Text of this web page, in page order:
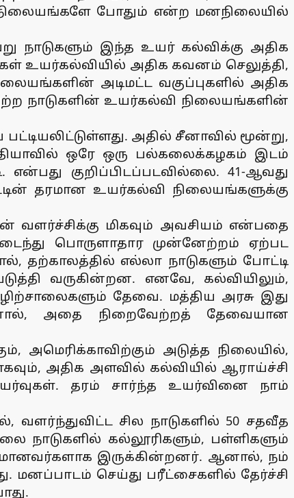
போதும் என்ற மனநிலையில்
நாடுகளும் இந்த உயர் கல்விக்கு அதிக
உயர்கல்வியில் அதிக கவனம் செலுத்தி,
அடிமட்ட வகுப்புகளில் அதிக
நாடுகளின் உயர்கல்வி நிலையங்களின்
அதில் சீனாவில் மூன்று,
ஒரே ஒரு பல்கலைக்கழகம் இடம்
குறிப்பிடப்படவில்லை. 41-ஆவது
தரமான உயர்கல்வி நிலையங்களுக்கு
வளர்ச்சிக்கு மிகவும் அவசியம் என்பதை
பொருளாதார முன்னேற்றம் ஏற்பட
தற்காலத்தில் எல்லா நாடுகளும் போட்டி
வருகின்றன. எனவே, கல்வியிலும்,
தேவை. மத்திய அரசு இது
அதை நிறைவேற்றத் தேவையான
அடுத்த நிலையில்,
அதிக அளவில் கல்வியில் ஆராய்ச்சி
தரம் சார்ந்த உயர்வினை நாம்
சில நாடுகளில் 50 சதவீத
கல்லூரிகளும், பள்ளிகளும்
இருக்கின்றனர். ஆனால், நம்
மனப்பாடம் செய்து பரீட்சைகளில் தேர்ச்சி